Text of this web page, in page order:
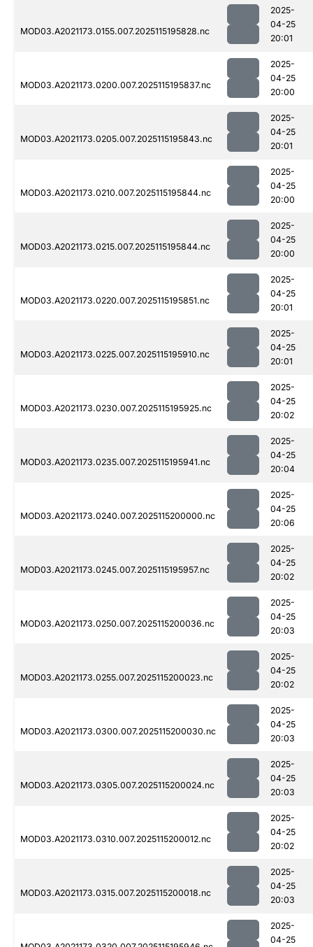
MOD03.A2021173.0155.007.2025115195828.nc
2025-
04-25
20:01
MOD03.A2021173.0200.007.2025115195837.nc
2025-
04-25
20:00
MOD03.A2021173.0205.007.2025115195843.nc
2025-
04-25
20:01
MOD03.A2021173.0210.007.2025115195844.nc
2025-
04-25
20:00
MOD03.A2021173.0215.007.2025115195844.nc
2025-
04-25
20:00
MOD03.A2021173.0220.007.2025115195851.nc
2025-
04-25
20:01
MOD03.A2021173.0225.007.2025115195910.nc
2025-
04-25
20:01
MOD03.A2021173.0230.007.2025115195925.nc
2025-
04-25
20:02
MOD03.A2021173.0235.007.2025115195941.nc
2025-
04-25
20:04
MOD03.A2021173.0240.007.2025115200000.nc
2025-
04-25
20:06
MOD03.A2021173.0245.007.2025115195957.nc
2025-
04-25
20:02
MOD03.A2021173.0250.007.2025115200036.nc
2025-
04-25
20:03
MOD03.A2021173.0255.007.2025115200023.nc
2025-
04-25
20:02
MOD03.A2021173.0300.007.2025115200030.nc
2025-
04-25
20:03
MOD03.A2021173.0305.007.2025115200024.nc
2025-
04-25
20:03
MOD03.A2021173.0310.007.2025115200012.nc
2025-
04-25
20:02
MOD03.A2021173.0315.007.2025115200018.nc
2025-
04-25
20:03
2025-
04-25